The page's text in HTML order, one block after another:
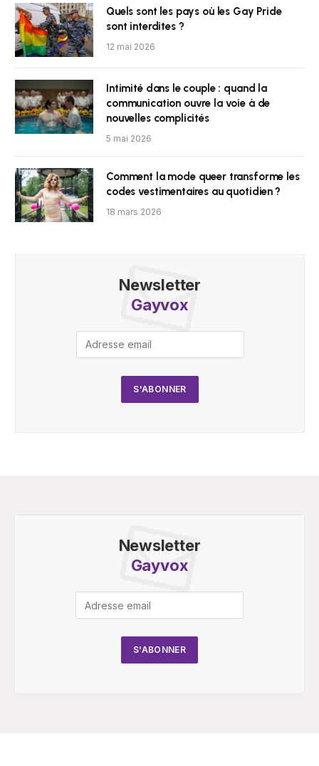
Quels sont les pays où les Gay Pride
sont interdites ?
12 mai 2026
Intimité dans le couple : quand la
communication ouvre la voie à de
nouvelles complicités
5 mai 2026
Comment la mode queer transforme les
codes vestimentaires au quotidien ?
18 mars 2026
Newsletter
Gayvox
Newsletter
Gayvox